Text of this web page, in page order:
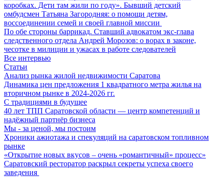
коробках. Дети там жили по году». Бывший детский
омбудсмен Татьяна Загородняя: о помощи детям,
воссоединении семей и своей главной миссии
По обе стороны баррикад. Ставший адвокатом экс-глава
следственного отдела Андрей Морозов: о ворах в законе,
чесотке в милиции и ужасах в работе следователей
Все интервью
Статьи
Анализ рынка жилой недвижимости Саратова
Динамика цен предложения 1 квадратного метра жилья на
вторичном рынке в 2024-2026 гг.
С традициями в будущее
40 лет ТПП Саратовской области — центр компетенций и
надёжный партнёр бизнеса
Мы - за ценой, мы постоим
Хроники ажиотажа и спекуляций на саратовском топливном
рынке
«Открытие новых вкусов – очень «романтичный» процесс»
Саратовский ресторатор раскрыл секреты успеха своего
заведения